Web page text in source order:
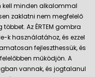
kell minden alkalommal
zaklatni nem megfelelő
Az ÉRTEM gombra
k használatához, és ezzel
fejleszthessük, és
működjön. A
vannak, és jogtalanul